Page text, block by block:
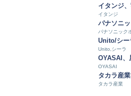
イタンジ
イタンジ
パナソニ
パナソニック
Unito/シー
Unito,シーラ
OYASAI、
OYASAI
タカラ産
タカラ産業